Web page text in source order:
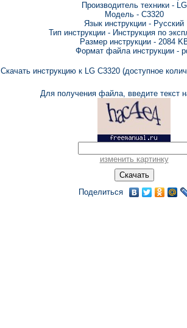
Производитель техники - LG
Модель - C3320
Язык инструкции - Русский
Тип инструкции - Инструкция по
Размер инструкции - 2084
Формат файла инструкции -
Скачать инструкцию к LG C3320 (доступное
Для получения файла, введите текст
изменить картинку
Поделиться